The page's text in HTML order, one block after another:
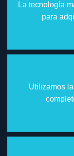
La tecnología
para
Utilizamos